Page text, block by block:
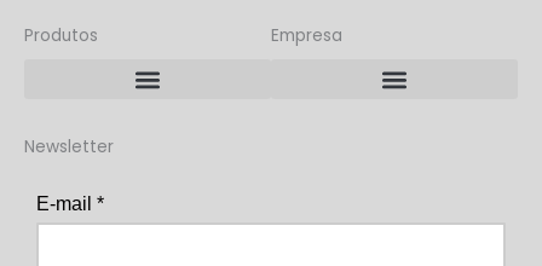
d
Produtos Empresa
Newsletter